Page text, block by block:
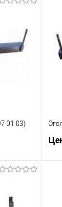
01.03)
К сравнению